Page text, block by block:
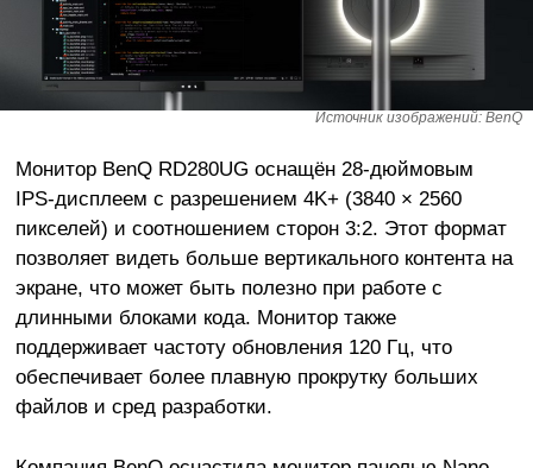
Источник изображений: BenQ
Монитор BenQ RD280UG оснащён 28-дюймовым
IPS-дисплеем с разрешением 4K+ (3840 × 2560
пикселей) и соотношением сторон 3:2. Этот формат
позволяет видеть больше вертикального контента на
экране, что может быть полезно при работе с
длинными блоками кода. Монитор также
поддерживает частоту обновления 120 Гц, что
обеспечивает более плавную прокрутку больших
файлов и сред разработки.